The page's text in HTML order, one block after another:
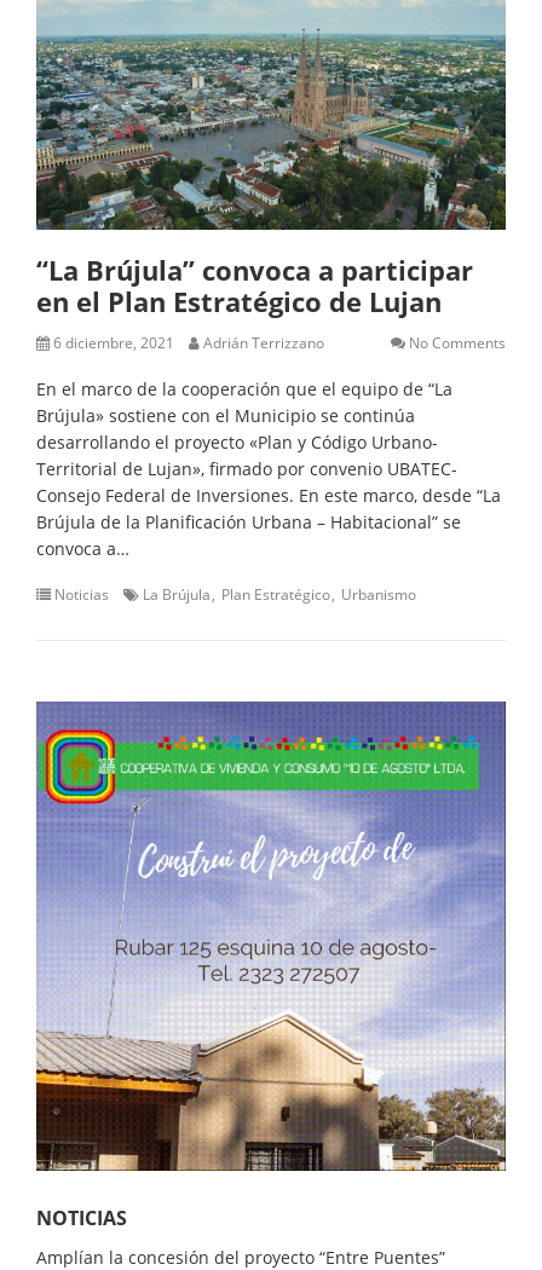
“La Brújula” convoca a participar
en el Plan Estratégico de Lujan
6 diciembre, 2021 Adrián Terrizzano No Comments
En el marco de la cooperación que el equipo de “La
Brújula» sostiene con el Municipio se continúa
desarrollando el proyecto «Plan y Código Urbano-
Territorial de Lujan», firmado por convenio UBATEC-
Consejo Federal de Inversiones. En este marco, desde “La
Brújula de la Planificación Urbana – Habitacional” se
convoca a…
Noticias La Brújula Plan Estratégico Urbanismo
NOTICIAS
Amplían la concesión del proyecto “Entre Puentes”